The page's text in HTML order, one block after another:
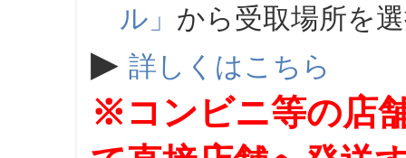
ル」 から受取場所を
▶ 詳しくはこちら
※コンビニ等の店